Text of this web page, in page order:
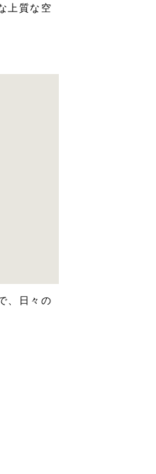
上質な空
、日々の